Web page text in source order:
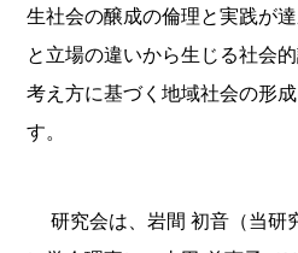
生社会の醸成の倫理と実践が
と立場の違いから生じる社会
考え方に基づく地域社会の形
す。
研究会は、岩間 初音（当研